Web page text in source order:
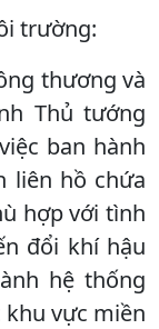
trường:
thương và
Thủ tướng
ban hành
liên hồ chứa
hợp với tình
đổi khí hậu
hệ thống
vực miền